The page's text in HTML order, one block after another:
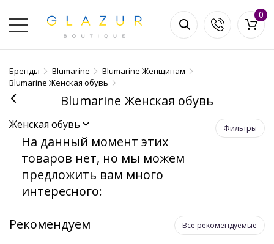
0
Бренды Blumarine
Blumarine Женщинам
Blumarine Женская обувь
Женская обувь
Blumarine Женская обувь
Фильтры
На данный момент этих
товаров нет, но мы можем
предложить вам много
интересного:
Все рекомендуемые
Рекомендуем